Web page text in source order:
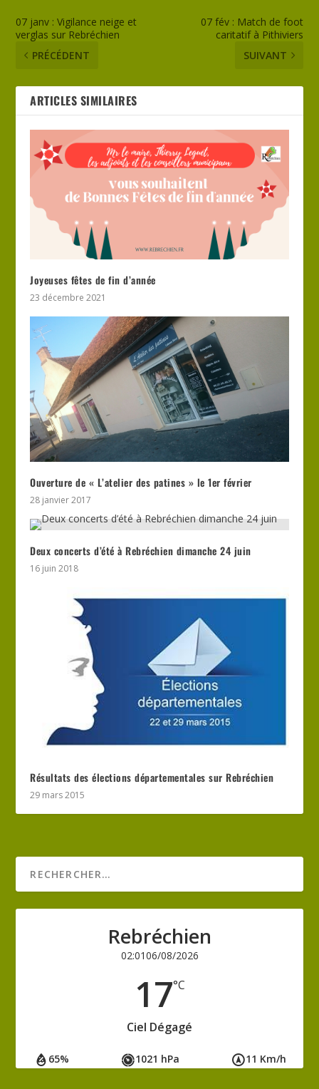
07 janv : Vigilance neige et
verglas sur Rebréchien
PRÉCÉDENT
07 fév : Match de foot
caritatif à Pithiviers
SUIVANT
ARTICLES SIMILAIRES
Joyeuses fêtes de fin d’année
23 décembre 2021
Ouverture de « L’atelier des patines » le 1er février
28 janvier 2017
Deux concerts d’été à Rebréchien dimanche 24 juin
16 juin 2018
Résultats des élections départementales sur Rebréchien
29 mars 2015
Rebréchien
02:0106/08/2026
17°C
Ciel Dégagé
65% 1021 hPa 11 Km/h